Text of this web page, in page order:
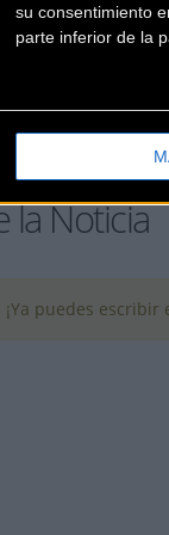
su consentimiento
parte inferior de la
la Noticia
puedes escribir